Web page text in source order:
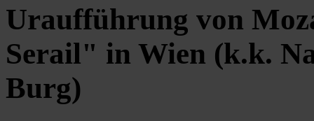
Uraufführung von
Serail" in Wien (k.k.
Burg)